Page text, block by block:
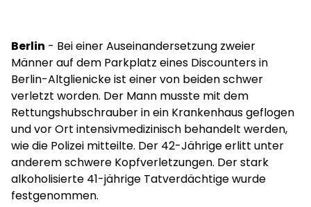
Berlin - Bei einer Auseinandersetzung zweier
Männer auf dem Parkplatz eines Discounters in
Berlin-Altglienicke ist einer von beiden schwer
verletzt worden. Der Mann musste mit dem
Rettungshubschrauber in ein Krankenhaus geflogen
und vor Ort intensivmedizinisch behandelt werden,
wie die Polizei mitteilte. Der 42-Jährige erlitt unter
anderem schwere Kopfverletzungen. Der stark
alkoholisierte 41-jährige Tatverdächtige wurde
festgenommen.